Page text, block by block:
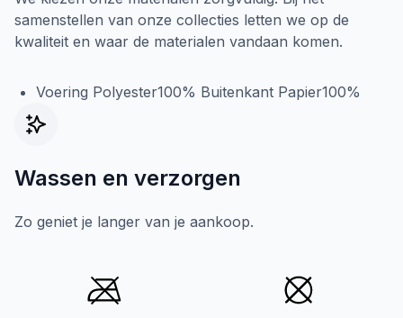
samenstellen van onze collecties letten we op de
kwaliteit en waar de materialen vandaan komen.
Voering Polyester100% Buitenkant Papier100%
Wassen en verzorgen
Zo geniet je langer van je aankoop.